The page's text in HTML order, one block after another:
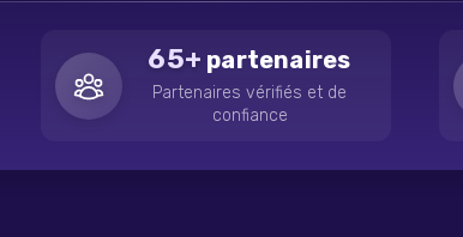
65+ partenaires
Partenaires vérifiés et de
confiance